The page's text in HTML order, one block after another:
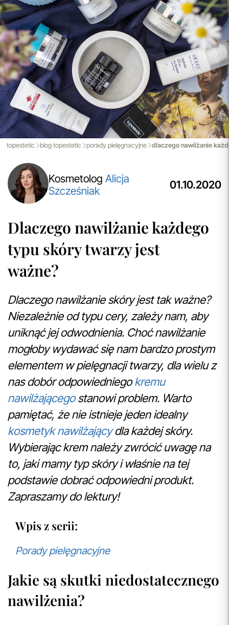
przeczytaj więcej
Aktualizacja Regulaminów
Zmiany obowiązują od 27.04.2026.
Korzystanie ze Sklepu Internetowego lub Konta po tym
terminie oznacza akceptację wprowadzonych zmian.
przeczytaj więcej
Porady Kosmetologów
Nowa jakość pielęgnacji z Topestetic! Skorzystaj z
indywidualnej konsultacjikosmetologicznej, która
pomoże Ci dobrać idealne produkty do potrzeb Twojej
skóry. Zaufaj naszym specjalistom i zadbaj o swoją cerę jak
nigdy dotąd!
przeczytaj więcej
topestetic blog topestetic porady pielęgnacyjne dlaczego nawilżanie
Kosmetolog Alicja
Szcześniak
01.10.2020
Dlaczego nawilżanie każdego
typu skóry twarzy jest
ważne?
Dlaczego nawilżanie skóry jest tak ważne?
Niezależnie od typu cery, zależy nam, aby
uniknąć jej odwodnienia. Choć nawilżanie
mogłoby wydawać się nam bardzo prostym
elementem w pielęgnacji twarzy, dla wielu z
nas dobór odpowiedniegokremu
nawilżającegostanowi problem. Warto
pamiętać, że nie istnieje jeden idealny
kosmetyk nawilżającydla każdej skóry.
Wybierając krem należy zwrócić uwagę na
to, jaki mamy typ skóry i właśnie na tej
podstawie dobrać odpowiedni produkt.
Zapraszamy do lektury!
Wpis z serii:
Porady pielęgnacyjne
Jakie są skutki niedostatecznego
nawilżenia?